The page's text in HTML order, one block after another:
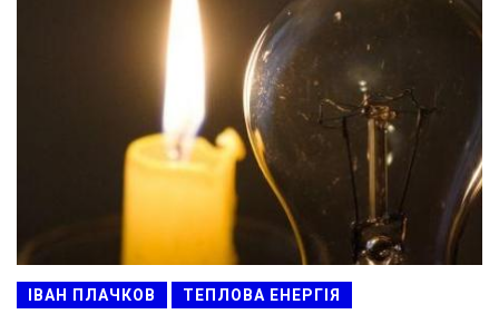
ІВАН ПЛАЧКОВ ТЕПЛОВА ЕНЕРГІЯ